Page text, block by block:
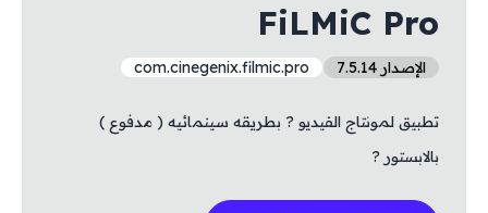
FiLMiC Pro
الإصدار 7.5.14 com.cinegenix.filmic.pro
تطبيق لمونتاج الفيديو ? بطريقه سينمائيه ( مدفوع )
بالابستور ?